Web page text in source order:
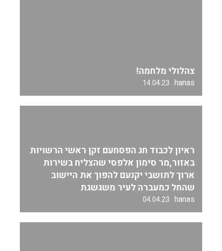
צהלולי מלחמה!
hanas
14.04.23
ראיון לכבוד חג הפסחעם זקן ראשי הרשויות
באזור,מר סימון אלפסי שהצליח בשירות
ארוך לתושבי יקנעם להפוך את היישוב
שהחל כמעברה לעיר משגשגת
hanas
04.04.23